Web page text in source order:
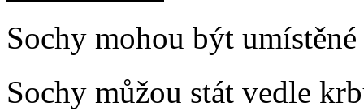
Sochy mohou být
Sochy můžou stát vedle